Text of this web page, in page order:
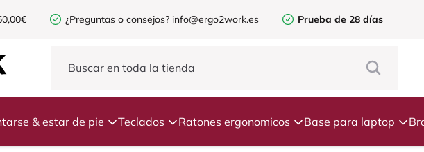
¿Preguntas o consejos? info@ergo2work.es Prueba de 28 días
& estar de pie Teclados Ratones ergonomicos Base para laptop